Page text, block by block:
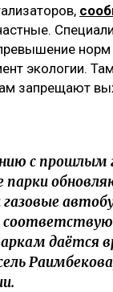
норм
экологии.
запрещают
с прошлым
парки
газовые
даётся